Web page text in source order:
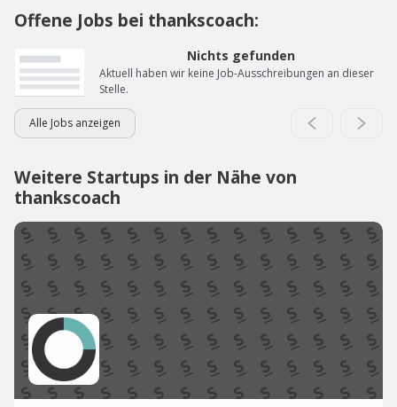
Offene Jobs bei thankscoach:
Nichts gefunden
Aktuell haben wir keine Job-Ausschreibungen an dieser
Stelle.
Alle Jobs anzeigen
Weitere Startups in der Nähe von
thankscoach